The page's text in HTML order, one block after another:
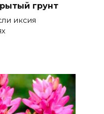
грунт
иксия